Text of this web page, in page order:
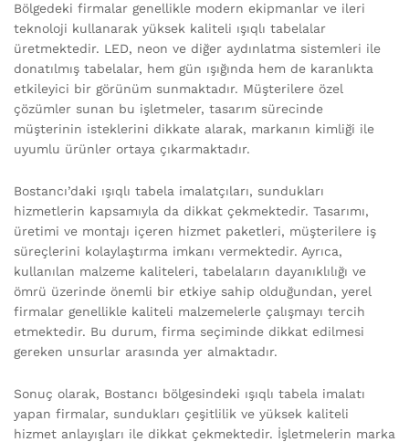
Bölgedeki firmalar genellikle modern ekipmanlar ve ileri
teknoloji kullanarak yüksek kaliteli ışıqlı tabelalar
üretmektedir. LED, neon ve diğer aydınlatma sistemleri ile
donatılmış tabelalar, hem gün ışığında hem de karanlıkta
etkileyici bir görünüm sunmaktadır. Müşterilere özel
çözümler sunan bu işletmeler, tasarım sürecinde
müşterinin isteklerini dikkate alarak, markanın kimliği ile
uyumlu ürünler ortaya çıkarmaktadır.
Bostancı’daki ışıqlı tabela imalatçıları, sundukları
hizmetlerin kapsamıyla da dikkat çekmektedir. Tasarımı,
üretimi ve montajı içeren hizmet paketleri, müşterilere iş
süreçlerini kolaylaştırma imkanı vermektedir. Ayrıca,
kullanılan malzeme kaliteleri, tabelaların dayanıklılığı ve
ömrü üzerinde önemli bir etkiye sahip olduğundan, yerel
firmalar genellikle kaliteli malzemelerle çalışmayı tercih
etmektedir. Bu durum, firma seçiminde dikkat edilmesi
gereken unsurlar arasında yer almaktadır.
Sonuç olarak, Bostancı bölgesindeki ışıqlı tabela imalatı
yapan firmalar, sundukları çeşitlilik ve yüksek kaliteli
hizmet anlayışları ile dikkat çekmektedir. İşletmelerin marka